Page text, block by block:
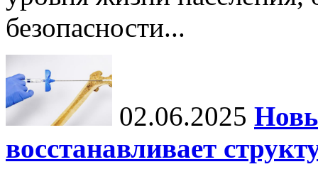
безопасности...
02.06.2025
восстанавливает